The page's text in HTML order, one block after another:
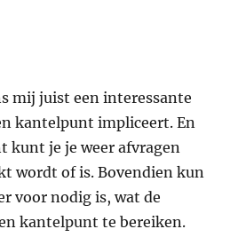
mij juist een interessante
kantelpunt impliceert. En
kunt je je weer afvragen
wordt of is. Bovendien kun
voor nodig is, wat de
kantelpunt te bereiken.